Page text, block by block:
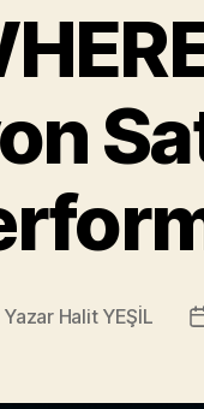
Yazar Halit YEŞİL